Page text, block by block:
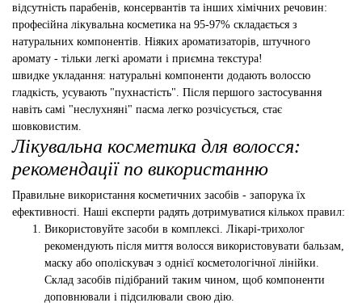
відсутність парабенів, консервантів та інших хімічних речовин:
професійна лікувальна косметика на 95-97% складається з
натуральних компонентів. Ніяких ароматизаторів, штучного
аромату - тільки легкі аромати і приємна текстура!
швидке укладання: натуральні компоненти додають волоссю
гладкість, усувають "пухнастість". Після першого застосування
навіть самі "неслухняні" пасма легко розчісується, стає
шовковистим.
Лікувальна косметика для волосся:
рекомендації по використанню
Правильне використання косметичних засобів - запорука їх
ефективності. Наші експерти радять дотримуватися кількох правил:
Використовуйте засоби в комплексі. Лікарі-трихолог
рекомендують після миття волосся використовувати бальзам,
маску або ополіскувач з однієї косметологічної лінійки.
Склад засобів підібраний таким чином, щоб компоненти
доповнювали і підсилювали свою дію.